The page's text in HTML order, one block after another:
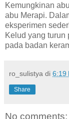
Kemungkinan
abu Merapi.
eksperimen
Kelud yang turun
pada badan
ro_sulistya di 6:19
Share
No comments: